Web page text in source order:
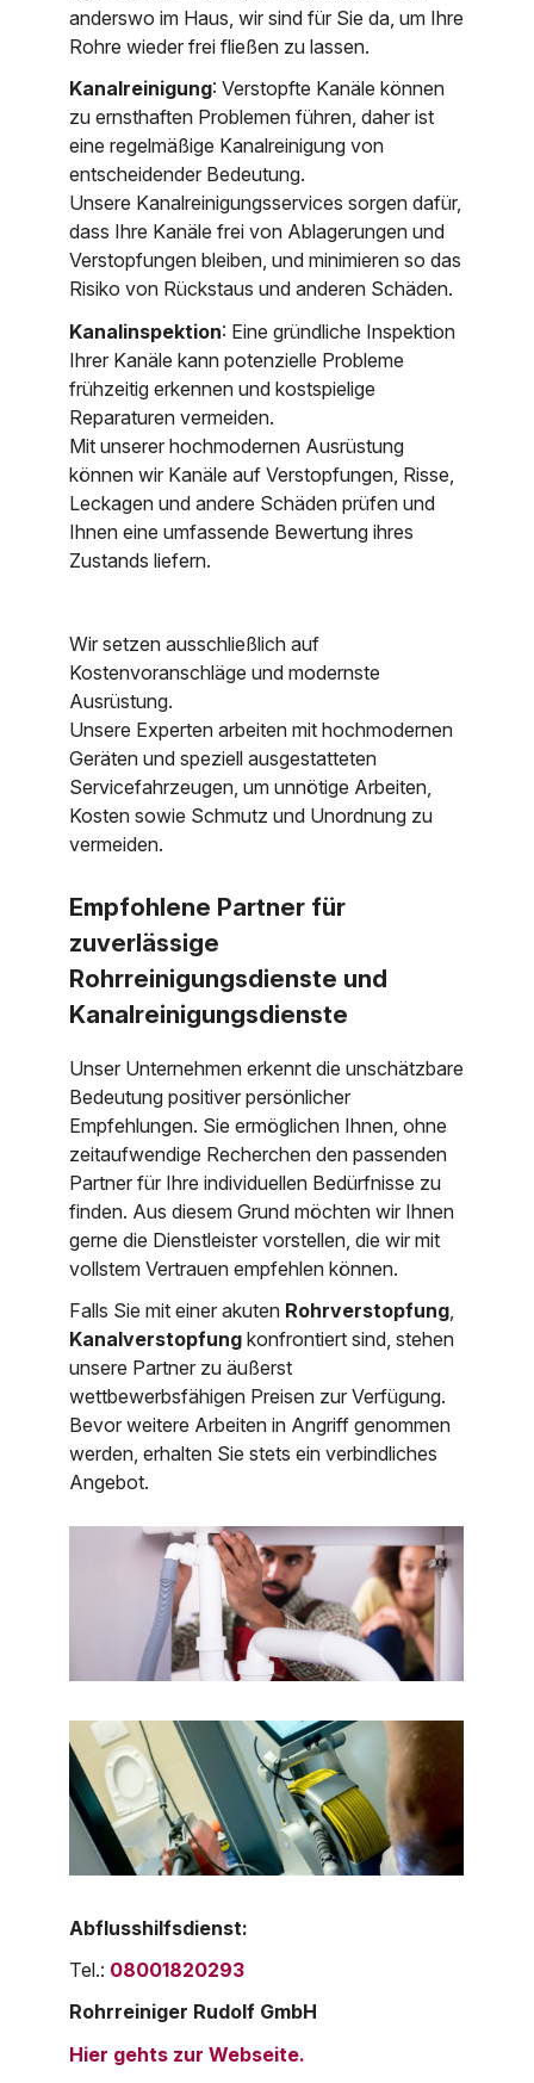
anderswo im Haus, wir sind für Sie da, um Ihre
Rohre wieder frei fließen zu lassen.
Kanalreinigung: Verstopfte Kanäle können
zu ernsthaften Problemen führen, daher ist
eine regelmäßige Kanalreinigung von
entscheidender Bedeutung.
Unsere Kanalreinigungsservices sorgen dafür,
dass Ihre Kanäle frei von Ablagerungen und
Verstopfungen bleiben, und minimieren so das
Risiko von Rückstaus und anderen Schäden.
Kanalinspektion: Eine gründliche Inspektion
Ihrer Kanäle kann potenzielle Probleme
frühzeitig erkennen und kostspielige
Reparaturen vermeiden.
Mit unserer hochmodernen Ausrüstung
können wir Kanäle auf Verstopfungen, Risse,
Leckagen und andere Schäden prüfen und
Ihnen eine umfassende Bewertung ihres
Zustands liefern.
Wir setzen ausschließlich auf
Kostenvoranschläge und modernste
Ausrüstung.
Unsere Experten arbeiten mit hochmodernen
Geräten und speziell ausgestatteten
Servicefahrzeugen, um unnötige Arbeiten,
Kosten sowie Schmutz und Unordnung zu
vermeiden.
Empfohlene Partner für
zuverlässige
Rohrreinigungsdienste und
Kanalreinigungsdienste
Unser Unternehmen erkennt die unschätzbare
Bedeutung positiver persönlicher
Empfehlungen. Sie ermöglichen Ihnen, ohne
zeitaufwendige Recherchen den passenden
Partner für Ihre individuellen Bedürfnisse zu
finden. Aus diesem Grund möchten wir Ihnen
gerne die Dienstleister vorstellen, die wir mit
vollstem Vertrauen empfehlen können.
Falls Sie mit einer akuten Rohrverstopfung
Kanalverstopfungkonfrontiert sind, stehen
unsere Partner zu äußerst
wettbewerbsfähigen Preisen zur Verfügung.
Bevor weitere Arbeiten in Angriff genommen
werden, erhalten Sie stets ein verbindliches
Angebot.
Abflusshilfsdienst:
Tel.: 08001820293
Rohrreiniger Rudolf GmbH
Hier gehts zur Webseite.